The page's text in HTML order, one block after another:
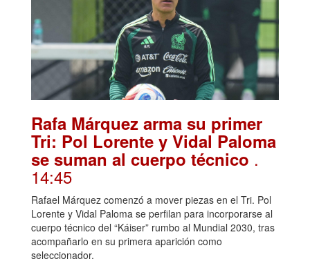
Rafa Márquez arma su primer
Tri: Pol Lorente y Vidal Paloma
se suman al cuerpo técnico .
14:45
Rafael Márquez comenzó a mover piezas en el Tri. Pol
Lorente y Vidal Paloma se perfilan para incorporarse al
cuerpo técnico del “Káiser” rumbo al Mundial 2030, tras
acompañarlo en su primera aparición como
seleccionador.